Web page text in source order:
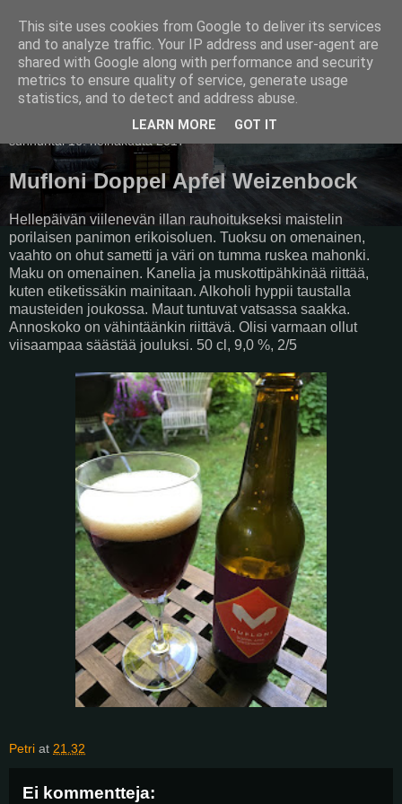
Pullollinen
sunnuntai 16. heinäkuuta 2017
Mufloni Doppel Apfel Weizenbock
Hellepäivän viilenevän illan rauhoitukseksi maistelin
porilaisen panimon erikoisoluen. Tuoksu on omenainen,
vaahto on ohut sametti ja väri on tumma ruskea mahonki.
Maku on omenainen. Kanelia ja muskottipähkinää riittää,
kuten etiketissäkin mainitaan. Alkoholi hyppii taustalla
mausteiden joukossa. Maut tuntuvat vatsassa saakka.
Annoskoko on vähintäänkin riittävä. Olisi varmaan ollut
viisaampaa säästää jouluksi. 50 cl, 9,0 %, 2/5
Petri at 21.32
Ei kommentteja:
This site uses cookies from Google to deliver its services
and to analyze traffic. Your IP address and user-agent are
shared with Google along with performance and security
metrics to ensure quality of service, generate usage
statistics, and to detect and address abuse.
LEARN MORE GOT IT